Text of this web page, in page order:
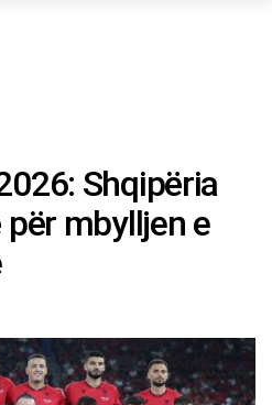
Shqipëria
mbylljen e